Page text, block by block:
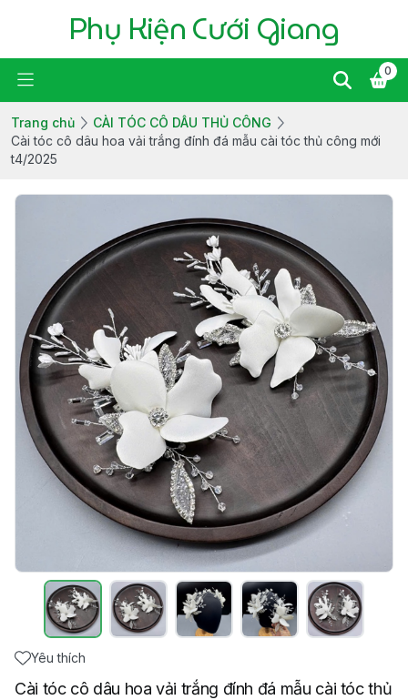
Phụ Kiện Cưới Giang
0
Trang chủ
CÀI TÓC CÔ DÂU THỦ CÔNG
Cài tóc cô dâu hoa vải trắng đính đá mẫu cài tóc thủ công mới
t4/2025
Yêu thích
Cài tóc cô dâu hoa vải trắng đính đá mẫu cài tóc thủ